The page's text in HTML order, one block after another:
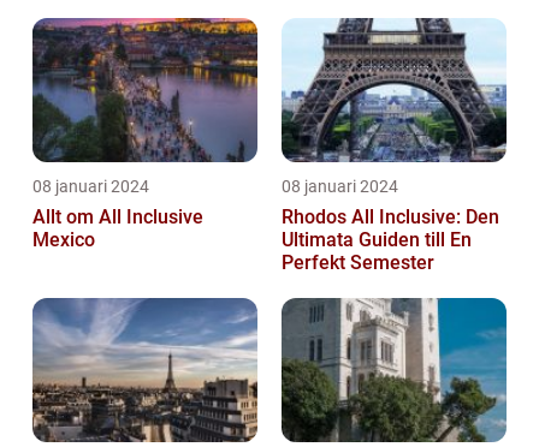
08 januari 2024
Allt om All Inclusive
Mexico
08 januari 2024
Rhodos All Inclusive: Den
Ultimata Guiden till En
Perfekt Semester